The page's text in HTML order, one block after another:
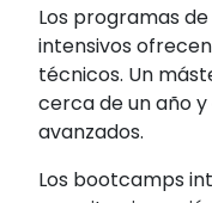
Los programas
intensivos
técnicos. Un
cerca de un año
avanzados.
Los bootcamps